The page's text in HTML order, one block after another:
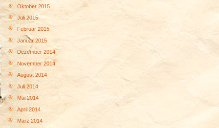
Oktober 2015
Juli 2015
Februar 2015
Januar 2015
Dezember 2014
November 2014
August 2014
Juli 2014
Mai 2014
April 2014
März 2014